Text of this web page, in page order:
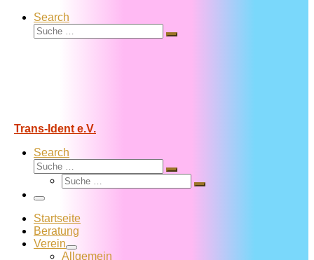
Search
Suche
Suche
Trans-Ident e.V.
Search
Suche
Suche
Suche
Suche
Menü
Startseite
Beratung
Verein
Allgemein